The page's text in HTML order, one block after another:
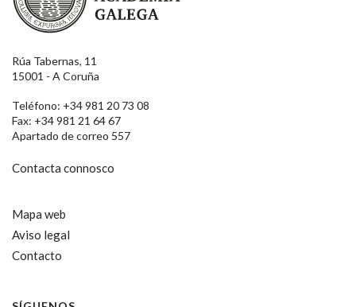
Rúa Tabernas, 11
15001 - A Coruña
Teléfono: +34 981 20 73 08
Fax: +34 981 21 64 67
Apartado de correo 557
Contacta connosco
Mapa web
Aviso legal
Contacto